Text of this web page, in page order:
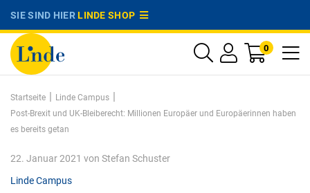
SIE SIND HIERLINDE SHOP
0
Startseite | Linde Campus |
Post-Brexit und UK-Bleiberecht: Millionen Europäer und Europäerinnen haben
es bereits getan
22. Januar 2021 von Stefan Schuster
Linde Campus